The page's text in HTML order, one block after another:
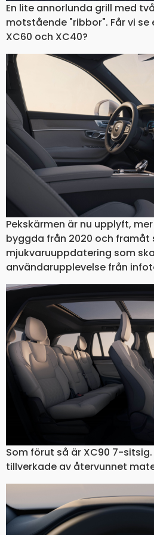
En lite annorlunda grill med
motstående "ribbor". Får vi se
XC60 och XC40?
Pekskärmen är nu upplyft,
byggda från 2020 och framåt
mjukvaruuppdatering som
användarupplevelse från
Som förut så är XC90 7-
tillverkade av återvunnet